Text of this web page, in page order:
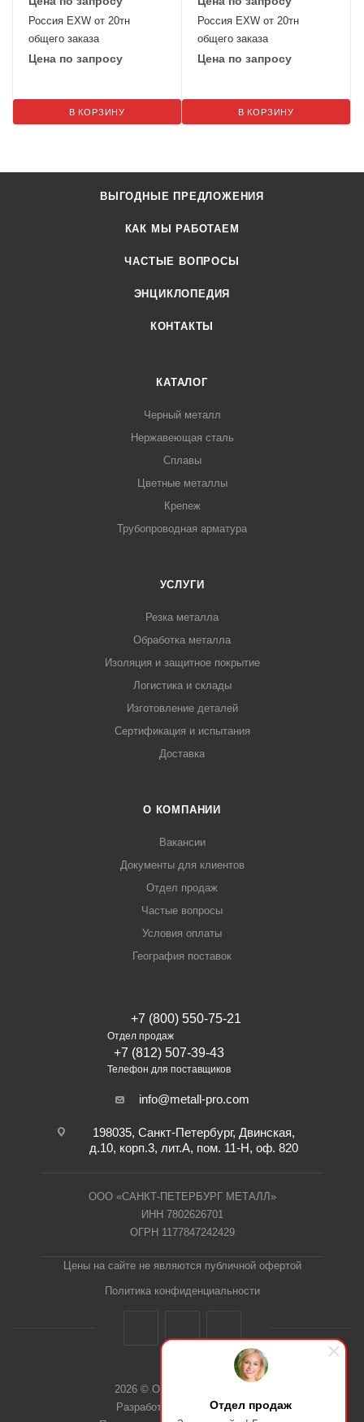
Отдел продаж
Россия EXW от 20тн
общего заказа
Цена по запросу
В КОРЗИНУ
Россия EXW от 20тн
общего заказа
Цена по запросу
В КОРЗИНУ
ВЫГОДНЫЕ ПРЕДЛОЖЕНИЯ
КАК МЫ РАБОТАЕМ
ЧАСТЫЕ ВОПРОСЫ
ЭНЦИКЛОПЕДИЯ
КОНТАКТЫ
КАТАЛОГ
Черный металл
Нержавеющая сталь
Сплавы
Цветные металлы
Крепеж
Трубопроводная арматура
УСЛУГИ
Резка металла
Обработка металла
Изоляция и защитное покрытие
Логистика и склады
Изготовление деталей
Сертификация и испытания
Доставка
О КОМПАНИИ
Вакансии
Документы для клиентов
Отдел продаж
Частые вопросы
Условия оплаты
География поставок
+7 (800) 550-75-21
Отдел продаж
+7 (812) 507-39-43
Телефон для поставщиков
info@metall-pro.com
198035, Санкт-Петербург, Двинская,
д.10, корп.3, лит.А, пом. 11-Н, оф. 820
ООО «САНКТ-ПЕТЕРБУРГ МЕТАЛЛ»
ИНН 7802626701
ОГРН 1177847242429
Цены на сайте не являются публичной офертой
Политика конфиденциальности
2026 © ООО "СПб Металл"
Разработка сайта Dieztech